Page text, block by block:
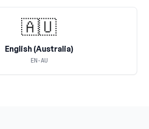
🇦🇺
English (Australia)
EN-AU